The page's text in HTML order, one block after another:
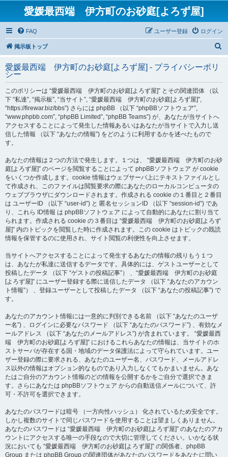
愛媛最西端 伊方町のお砂庭[よろず屋]
FAQ ログイン
ユーザー登録
掲示板トップ
愛媛最西端 伊方町のお砂庭[よろず屋] - プライバシーポリ
シー
このポリシーは “愛媛最西端 伊方町のお砂庭[よろず屋]” とその関連団体 （以
下 “私達”, “掲示板”, “当サイト”, “愛媛最西端 伊方町のお砂庭[よろず屋]”,
“https://firewar.biz/bbs”) さらには phpBB （以下 “phpBBソフトウェア”,
“www.phpbb.com”, “phpBB Limited”, “phpBB Teams”) が、あなたが当サイトへ
アクセスすることによって発生した情報あるいはあなたが当サイトで入力し送
信した情報 （以下 “あなたの情報”) をどのように利用するかを述べたもので
す。
あなたの情報は２つの方法で発生します。１つは、 “愛媛最西端 伊方町のお砂
庭[よろず屋]” のページを閲覧することによって phpBBソフトウェア が cookie
をいくつか作成します。cookie 情報はウェブサーバ上にテキストファイルとし
て作成され、このファイルは閲覧要求の際にあなたのローカルコンピュータの
ウェブブラウザにダウンロードされます。作成される cookie の１番目と２番目
は ユーザーID （以下 “user-id”) と 匿名セッションID （以下 “session-id”) であ
り、これら ID情報 は phpBBソフトウェア によって自動的にあなたに割り当て
られます。作成される cookie の３番目は “愛媛最西端 伊方町のお砂庭[よろず
屋]” 内のトピックを閲覧した時に作成されます。この cookie はトピックの既読
情報を保管するのに使用され、サイト閲覧の利便性を向上させます。
当サイトへアクセスすることによって発生するあなたの情報の残りもう１つ
は、あなたが私達に送信するデータです。具体的には、ゲストユーザーとして
投稿したデータ （以下 “ゲストの投稿記事”） 、“愛媛最西端 伊方町のお砂庭
[よろず屋]” にユーザー登録する際に送信したデータ （以下 “あなたのアカウン
ト情報”） 、登録ユーザーとして投稿したデータ （以下 “あなたの投稿記事”) で
す。
あなたのアカウント情報には一意的に判別できる名前 （以下 “あなたのユーザ
ー名”) 、ログインに必要なパスワード （以下 “あなたのパスワード”) 、有効なメ
ールアドレス （以下 “あなたのメールアドレス”) が含まれています。 “愛媛最西
端 伊方町のお砂庭[よろず屋]” におけるこれらあなたの情報は、当サイトのホ
ストサーバが存在する国・地域のデータ保護法によって守られています。ユー
ザー登録の際に要求される、あなたのユーザー名、パスワード、メールアドレ
ス以外の情報はオプション的なものであり入力しなくてもかまいません。あな
たはご自分のアカウント情報のどの情報を公開するかをご自分で選択できま
す。さらにあなたは phpBBソフトウェア からの自動送信メールについて、許
可・不許可を選択できます。
あなたのパスワードは暗号 （一方向性ハッシュ） 化されているため安全です。
しかし複数のサイトで同じパスワードを使用することは望ましくありません。
あなたのパスワードは “愛媛最西端 伊方町のお砂庭[よろず屋]” のあなたのアカ
ウントにアクセスする唯一の手段なので大切に管理してください。いかなる状
況においても “愛媛最西端 伊方町のお砂庭[よろず屋]” の関係者、phpBB
Group または phpBB Group の関連団体があなたのパスワードをあなたに問い